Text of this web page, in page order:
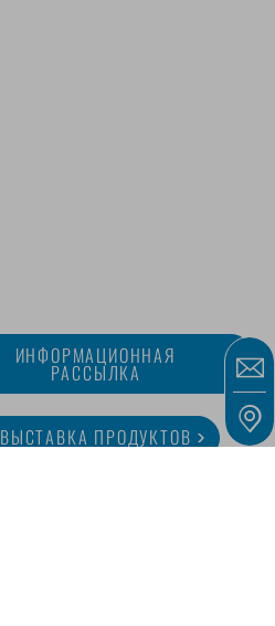
ИНФОРМАЦИОННАЯ
РАССЫЛКА
ВЫСТАВКА ПРОДУКТОВ